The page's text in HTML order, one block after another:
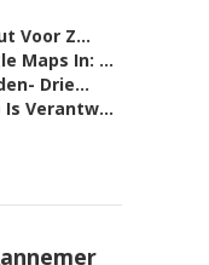
Voor Z...
Maps In: ...
Drie...
Verantw...